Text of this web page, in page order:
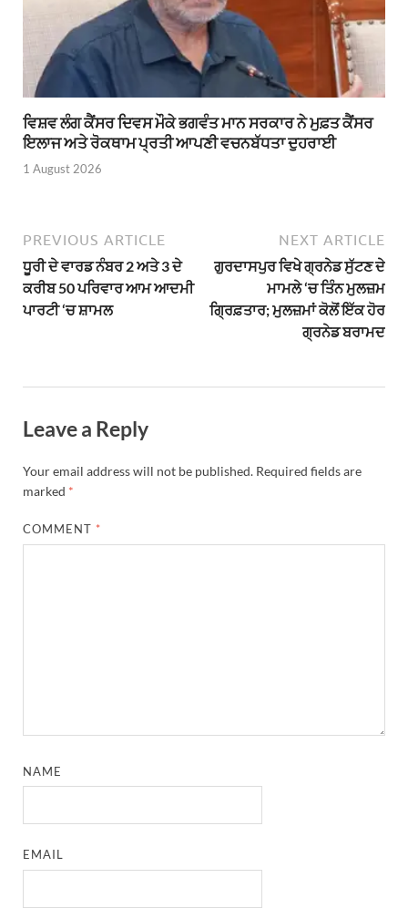
ਵਿਸ਼ਵ ਲੰਗ ਕੈਂਸਰ ਦਿਵਸ ਮੌਕੇ ਭਗਵੰਤ ਮਾਨ ਸਰਕਾਰ ਨੇ ਮੁਫ਼ਤ ਕੈਂਸਰ
ਇਲਾਜ ਅਤੇ ਰੋਕਥਾਮ ਪ੍ਰਤੀ ਆਪਣੀ ਵਚਨਬੱਧਤਾ ਦੁਹਰਾਈ
1 August 2026
PREVIOUS ARTICLE
ਧੂਰੀ ਦੇ ਵਾਰਡ ਨੰਬਰ 2 ਅਤੇ 3 ਦੇ
ਕਰੀਬ 50 ਪਰਿਵਾਰ ਆਮ ਆਦਮੀ
ਪਾਰਟੀ ‘ਚ ਸ਼ਾਮਲ
NEXT ARTICLE
ਗੁਰਦਾਸਪੁਰ ਵਿਖੇ ਗ੍ਰਨੇਡ ਸੁੱਟਣ ਦੇ
ਮਾਮਲੇ ‘ਚ ਤਿੰਨ ਮੁਲਜ਼ਮ
ਗ੍ਰਿਫ਼ਤਾਰ; ਮੁਲਜ਼ਮਾਂ ਕੋਲੋਂ ਇੱਕ ਹੋਰ
ਗ੍ਰਨੇਡ ਬਰਾਮਦ
Leave a Reply
Your email address will not be published. Required fields are
marked *
COMMENT *
NAME
EMAIL